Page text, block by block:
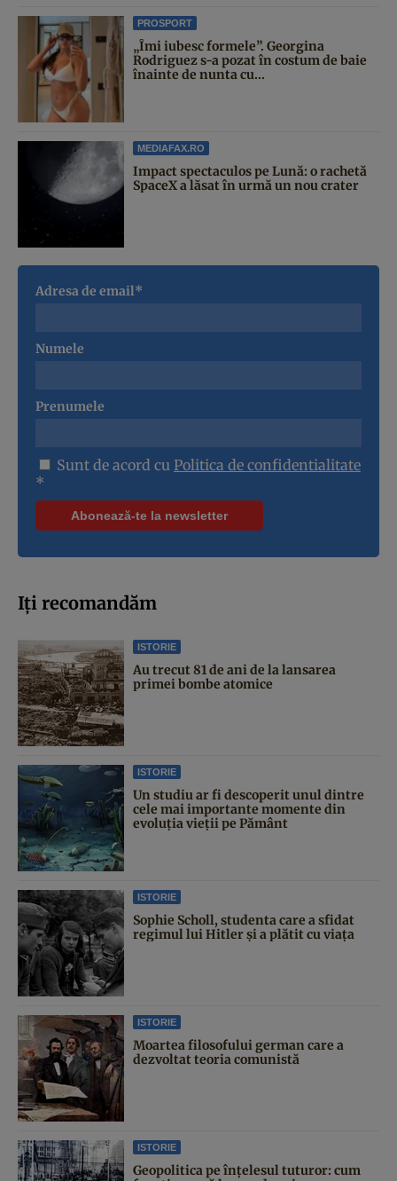
PROSPORT
„Îmi iubesc formele”. Georgina
Rodriguez s-a pozat în costum de baie
înainte de nunta cu...
MEDIAFAX.RO
Impact spectaculos pe Lună: o rachetă
SpaceX a lăsat în urmă un nou crater
Adresa de email*
Numele
Prenumele
Sunt de acord cu Politica de confidentialitate
*
Iți recomandăm
ISTORIE
Au trecut 81 de ani de la lansarea
primei bombe atomice
ISTORIE
Un studiu ar fi descoperit unul dintre
cele mai importante momente din
evoluția vieții pe Pământ
ISTORIE
Sophie Scholl, studenta care a sfidat
regimul lui Hitler și a plătit cu viața
ISTORIE
Moartea filosofului german care a
dezvoltat teoria comunistă
ISTORIE
Geopolitica pe înțelesul tuturor: cum